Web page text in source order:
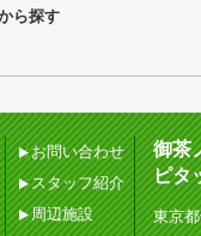
ら探す
お問い合わせ
スタッフ紹介
周辺施設
御茶
ピタ
東京